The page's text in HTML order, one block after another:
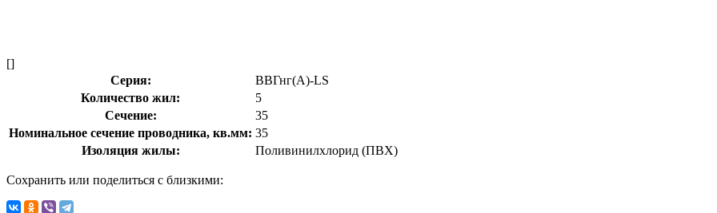
[]
Серия:
ВВГнг(А)-LS
Количество жил:
5
Сечение:
35
Номинальное сечение проводника, кв.мм: 35
Изоляция жилы:
Поливинилхлорид (ПВХ)
Сохранить или поделиться с близкими: